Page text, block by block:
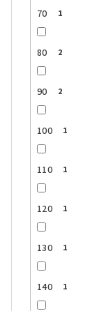
70 1
80 2
90 2
100 1
110 1
120 1
130 1
140 1